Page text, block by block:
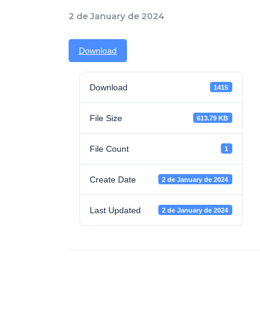
2 de January de 2024
Download
Download 1415
File Size 613.79 KB
File Count 1
Create Date 2 de January de 2024
Last Updated 2 de January de 2024